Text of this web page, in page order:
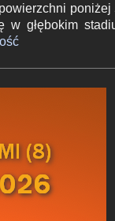
poniżej
w głębokim